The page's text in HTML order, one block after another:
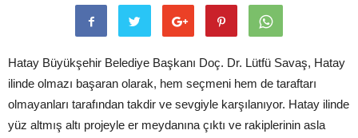
Hatay Büyükşehir Belediye Başkanı Doç. Dr. Lütfü Savaş, Hatay
ilinde olmazı başaran olarak, hem seçmeni hem de taraftarı
olmayanları tarafından takdir ve sevgiyle karşılanıyor. Hatay ilinde
yüz altmış altı projeyle er meydanına çıktı ve rakiplerinin asla